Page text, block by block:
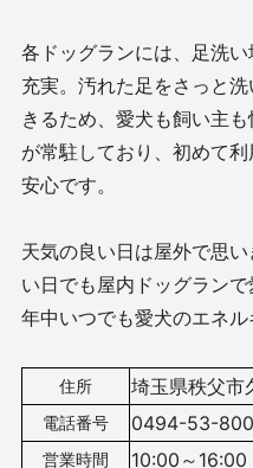
各ドッグランには、足洗
充実。汚れた足をさっと
きるため、愛犬も飼い主
が常駐しており、初めて
安心です。
天気の良い日は屋外で思
い日でも屋内ドッグラン
年中いつでも愛犬のエネル
住所 埼玉県秩父市
電話番号 0494-53-
営業時間 10:00～16:00